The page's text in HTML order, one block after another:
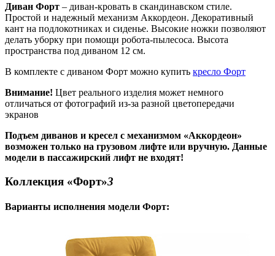
Диван Форт – диван-кровать в скандинавском стиле.
Простой и надежный механизм Аккордеон. Декоративный
кант на подлокотниках и сиденье. Высокие ножки позволяют
делать уборку при помощи робота-пылесоса. Высота
пространства под диваном 12 см.
В комплекте с диваном Форт можно купить кресло Форт
Внимание! Цвет реального изделия может немного
отличаться от фотографий из-за разной цветопередачи
экранов
Подъем диванов и кресел с механизмом «Аккордеон»
возможен только на грузовом лифте или вручную. Данные
модели в пассажирский лифт не входят!
Коллекция «Форт»3
Варианты исполнения модели Форт: